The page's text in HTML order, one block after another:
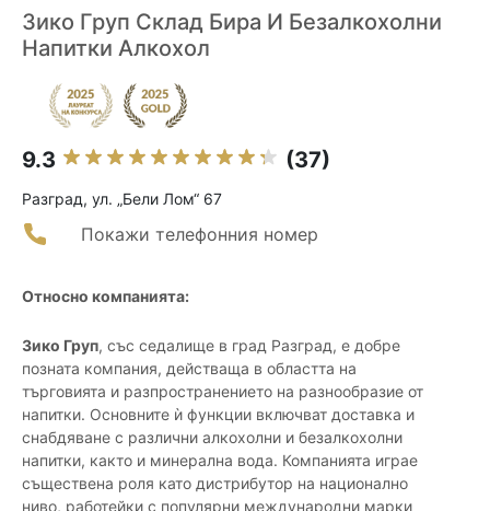
Зико Груп Склад Бира И Безалкохолни
Напитки Алкохол
9.3 (37)
Разград, ул. „Бели Лом“ 67
Покажи телефонния номер
Относно компанията:
Зико Груп, със седалище в град Разград, е добре
позната компания, действаща в областта на
търговията и разпространението на разнообразие от
напитки. Основните ѝ функции включват доставка и
снабдяване с различни алкохолни и безалкохолни
напитки, както и минерална вода. Компанията играе
съществена роля като дистрибутор на национално
ниво, работейки с популярни международни марки